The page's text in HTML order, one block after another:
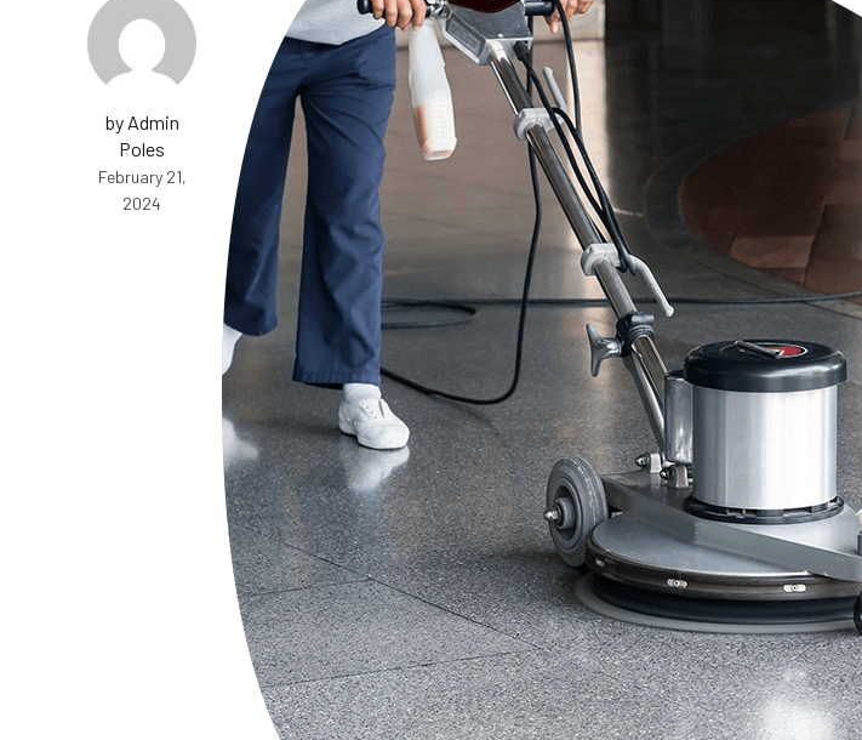
by Admin
Poles
February 21,
2024